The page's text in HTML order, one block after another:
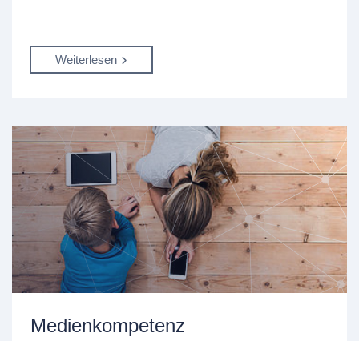
Weiterlesen
Medienkompetenz